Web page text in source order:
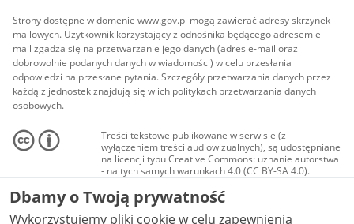
Strony dostępne w domenie www.gov.pl mogą zawierać adresy skrzynek
mailowych. Użytkownik korzystający z odnośnika będącego adresem e-
mail zgadza się na przetwarzanie jego danych (adres e-mail oraz
dobrowolnie podanych danych w wiadomości) w celu przesłania
odpowiedzi na przesłane pytania. Szczegóły przetwarzania danych przez
każdą z jednostek znajdują się w ich politykach przetwarzania danych
osobowych.
Treści tekstowe publikowane w serwisie (z
wyłączeniem treści audiowizualnych), są udostępniane
na licencji typu Creative Commons: uznanie autorstwa
- na tych samych warunkach 4.0 (CC BY-SA 4.0).
Materiały audiowizualne, w tym zdjęcia, materiały
audio i wideo, są udostępniane na licencji typu
Creative Commons: uznanie autorstwa użycie
niekomercyjne - bez utworów zależnych 4.0 (CC BY-
Dbamy o Twoją prywatność
Wykorzystujemy pliki cookie w celu zapewnienia